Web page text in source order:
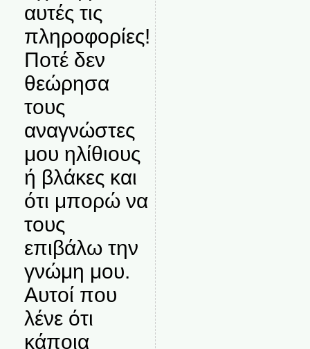
αυτές τις
πληροφορίες!
Ποτέ δεν
θεώρησα
τους
αναγνώστες
μου ηλίθιους
ή βλάκες και
ότι μπορώ να
τους
επιβάλω την
γνώμη μου.
Αυτοί που
λένε ότι
κάποια